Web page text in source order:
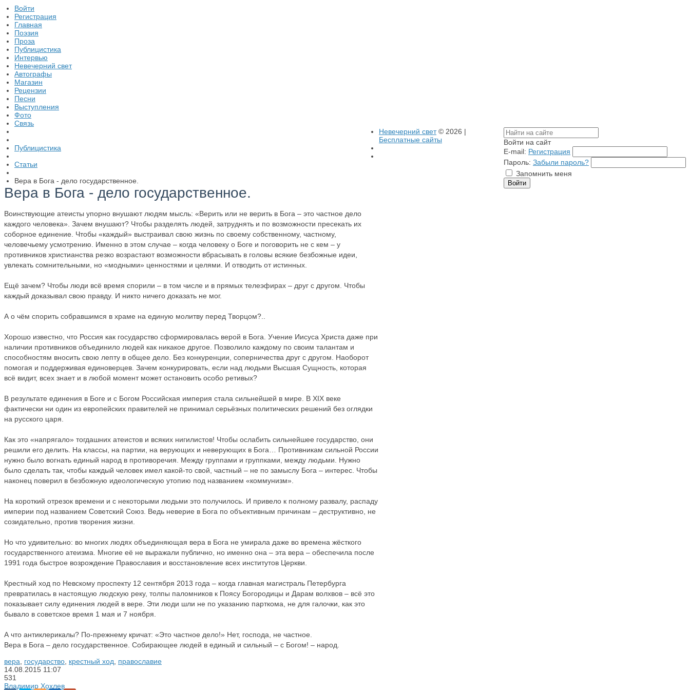
Войти
Регистрация
Главная
Поэзия
Проза
Публицистика
Интервью
Невечерний свет
Автографы
Магазин
Рецензии
Песни
Выступления
Фото
Связь
Публицистика
Статьи
Вера в Бога - дело государственное.
Вера в Бога - дело государственное.
Воинствующие атеисты упорно внушают людям мысль: «Верить или не верить в Бога – это частное дело
каждого человека». Зачем внушают? Чтобы разделять людей, затруднять и по возможности пресекать их
соборное единение. Чтобы «каждый» выстраивал свою жизнь по своему собственному, частному,
человечьему усмотрению. Именно в этом случае – когда человеку о Боге и поговорить не с кем – у
противников христианства резко возрастают возможности вбрасывать в головы всякие безбожные идеи,
увлекать сомнительными, но «модными» ценностями и целями. И отводить от истинных.
Ещё зачем? Чтобы люди всё время спорили – в том числе и в прямых телеэфирах – друг с другом. Чтобы
каждый доказывал свою правду. И никто ничего доказать не мог.
А о чём спорить собравшимся в храме на единую молитву перед Творцом?..
Хорошо известно, что Россия как государство сформировалась верой в Бога. Учение Иисуса Христа даже при
наличии противников объединило людей как никакое другое. Позволило каждому по своим талантам и
способностям вносить свою лепту в общее дело. Без конкуренции, соперничества друг с другом. Наоборот
помогая и поддерживая единоверцев. Зачем конкурировать, если над людьми Высшая Сущность, которая
всё видит, всех знает и в любой момент может остановить особо ретивых?
В результате единения в Боге и с Богом Российская империя стала сильнейшей в мире. В XIX веке
фактически ни один из европейских правителей не принимал серьёзных политических решений без оглядки
на русского царя.
Как это «напрягало» тогдашних атеистов и всяких нигилистов! Чтобы ослабить сильнейшее государство, они
решили его делить. На классы, на партии, на верующих и неверующих в Бога… Противникам сильной России
нужно было вогнать единый народ в противоречия. Между группами и группками, между людьми. Нужно
было сделать так, чтобы каждый человек имел какой-то свой, частный – не по замыслу Бога – интерес. Чтобы
наконец поверил в безбожную идеологическую утопию под названием «коммунизм».
На короткий отрезок времени и с некоторыми людьми это получилось. И привело к полному развалу, распаду
империи под названием Советский Союз. Ведь неверие в Бога по объективным причинам – деструктивно, не
созидательно, против творения жизни.
Но что удивительно: во многих людях объединяющая вера в Бога не умирала даже во времена жёсткого
государственного атеизма. Многие её не выражали публично, но именно она – эта вера – обеспечила после
1991 года быстрое возрождение Православия и восстановление всех институтов Церкви.
Крестный ход по Невскому проспекту 12 сентября 2013 года – когда главная магистраль Петербурга
превратилась в настоящую людскую реку, толпы паломников к Поясу Богородицы и Дарам волхвов – всё это
показывает силу единения людей в вере. Эти люди шли не по указанию парткома, не для галочки, как это
бывало в советское время 1 мая и 7 ноября.
А что антиклерикалы? По-прежнему кричат: «Это частное дело!» Нет, господа, не частное.
Вера в Бога – дело государственное. Собирающее людей в единый и сильный – с Богом! – народ.
вера
государство крестный ход
православие
14.08.2015 11:07
531
Владимир Хохлев
Войти на сайт
E-mail: Регистрация
Пароль: Забыли пароль?
Запомнить меня
Невечерний свет© 2026 |
Бесплатные сайты